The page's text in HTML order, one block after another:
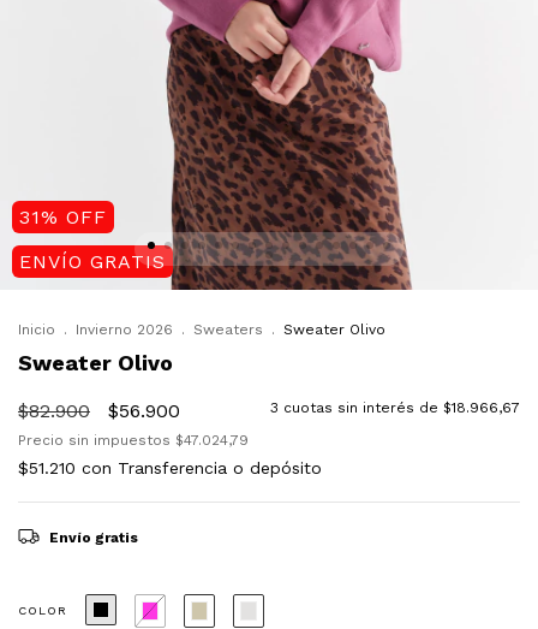
31% OFF
ENVÍO GRATIS
Inicio . Invierno 2026 . Sweaters . Sweater Olivo
Sweater Olivo
$82.900 $56.900 3 cuotas sin interés de $18.966,67
Precio sin impuestos $47.024,79
$51.210 con Transferencia o depósito
Envío gratis
COLOR